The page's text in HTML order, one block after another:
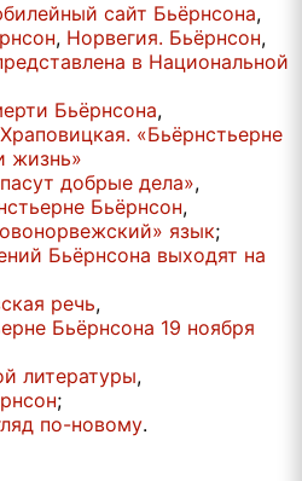
сайт Бьёрнсона,
, Норвегия. Бьёрнсон,
в Национальной
Бьёрнсона,
«Бьёрнстьерне
жизнь»
добрые дела»,
Бьёрнсон,
язык;
Бьёрнсона выходят на
речь,
Бьёрнсона 19 ноября
литературы,
;
по-новому.